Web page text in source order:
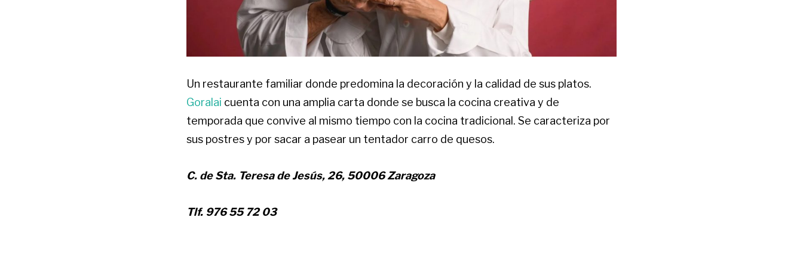
Un restaurante familiar donde predomina la decoración y la calidad de sus platos.
Goralai cuenta con una amplia carta donde se busca la cocina creativa y de
temporada que convive al mismo tiempo con la cocina tradicional. Se caracteriza por
sus postres y por sacar a pasear un tentador carro de quesos.
C. de Sta. Teresa de Jesús, 26, 50006 Zaragoza
Tlf. 976 55 72 03